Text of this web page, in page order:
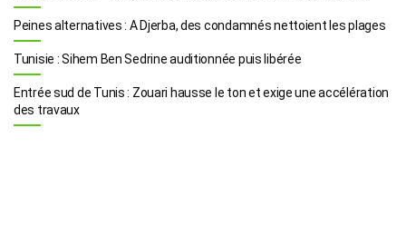
Peines alternatives : A Djerba, des condamnés nettoient les plages
Tunisie : Sihem Ben Sedrine auditionnée puis libérée
Entrée sud de Tunis : Zouari hausse le ton et exige une accélération
des travaux